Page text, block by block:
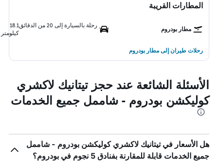
المطارات القريبة
مطار بودروم
رحلة بالسيارة إلى 20 من الدقائق
18.1
كيلومتر
رحلات طيران إلى مطار بودروم
الأسئلة الشائعة عند حجز تيتانيك لاكشري
كوليكشن بودروم - شاممل جميع الخدمات
هل الأسعار في تيتانيك لاكشري كوليكشن بودروم - شاممل
جميع الخدمات قابلة للمقارنة بفنادق 5 نجوم في بودروم؟